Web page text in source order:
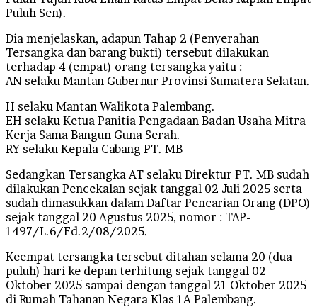
Puluh Sen).
Dia menjelaskan, adapun Tahap 2 (Penyerahan
Tersangka dan barang bukti) tersebut dilakukan
terhadap 4 (empat) orang tersangka yaitu :
AN selaku Mantan Gubernur Provinsi Sumatera Selatan.
H selaku Mantan Walikota Palembang.
EH selaku Ketua Panitia Pengadaan Badan Usaha Mitra
Kerja Sama Bangun Guna Serah.
RY selaku Kepala Cabang PT. MB
Sedangkan Tersangka AT selaku Direktur PT. MB sudah
dilakukan Pencekalan sejak tanggal 02 Juli 2025 serta
sudah dimasukkan dalam Daftar Pencarian Orang (DPO)
sejak tanggal 20 Agustus 2025, nomor : TAP-
1497/L.6/Fd.2/08/2025.
Keempat tersangka tersebut ditahan selama 20 (dua
puluh) hari ke depan terhitung sejak tanggal 02
Oktober 2025 sampai dengan tanggal 21 Oktober 2025
di Rumah Tahanan Negara Klas 1A Palembang.